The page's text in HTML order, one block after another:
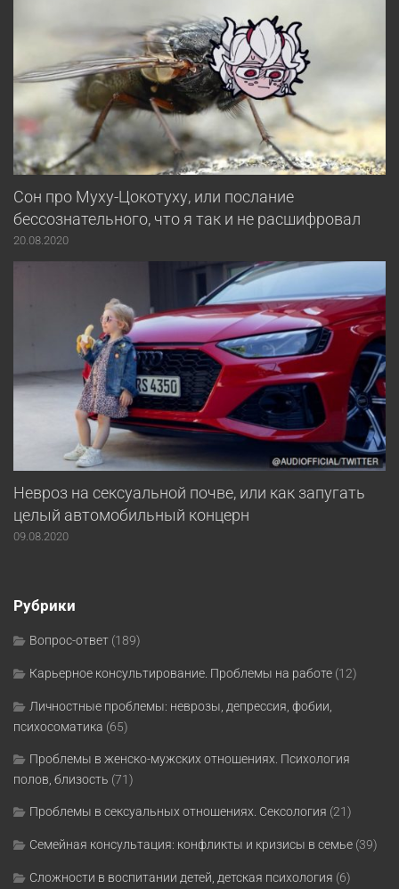
Сон про Муху-Цокотуху, или послание
бессознательного, что я так и не расшифровал
20.08.2020
Невроз на сексуальной почве, или как запугать
целый автомобильный концерн
09.08.2020
Рубрики
Вопрос-ответ (189)
Карьерное консультирование. Проблемы на работе (12)
Личностные проблемы: неврозы, депрессия, фобии,
психосоматика (65)
Проблемы в женско-мужских отношениях. Психология
полов, близость (71)
Проблемы в сексуальных отношениях. Сексология (21)
Семейная консультация: конфликты и кризисы в семье (39)
Сложности в воспитании детей, детская психология (6)